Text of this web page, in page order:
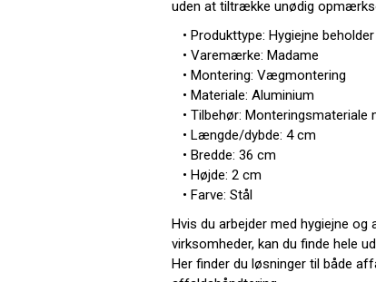
uden at tiltrække unødig
• Produkttype: Hygiejne beholder
• Varemærke: Madame
• Montering: Vægmontering
• Materiale: Aluminium
• Tilbehør: Monteringsmateriale
• Længde/dybde: 4 cm
• Bredde: 36 cm
• Højde: 2 cm
• Farve: Stål
Hvis du arbejder med hygiejne
virksomheder, kan du finde hele
Her finder du løsninger til både